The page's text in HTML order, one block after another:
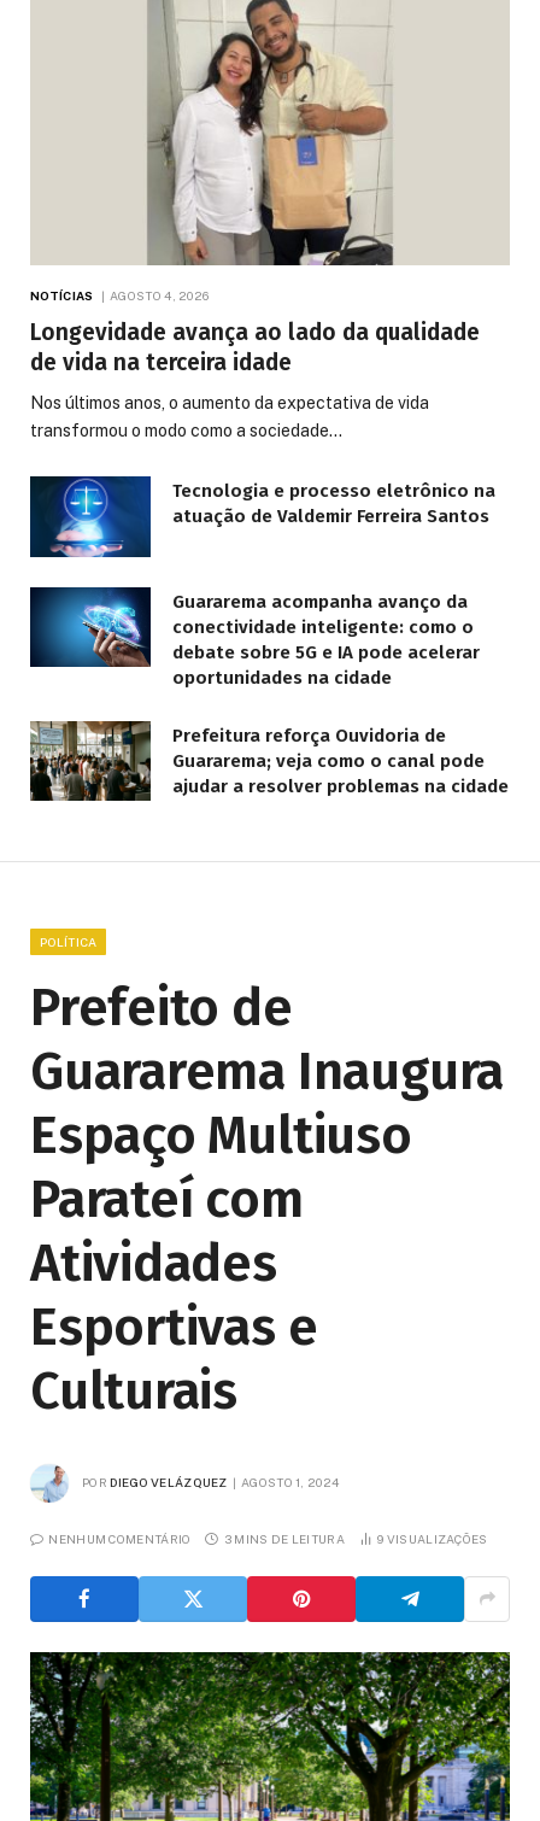
NOTÍCIAS AGOSTO 4, 2026
Longevidade avança ao lado da qualidade
de vida na terceira idade
Nos últimos anos, o aumento da expectativa de vida
transformou o modo como a sociedade…
Tecnologia e processo eletrônico na
atuação de Valdemir Ferreira Santos
Guararema acompanha avanço da
conectividade inteligente: como o
debate sobre 5G e IA pode acelerar
oportunidades na cidade
Prefeitura reforça Ouvidoria de
Guararema; veja como o canal pode
ajudar a resolver problemas na cidade
POLÍTICA
Prefeito de
Guararema Inaugura
Espaço Multiuso
Parateí com
Atividades
Esportivas e
Culturais
POR DIEGO VELÁZQUEZ AGOSTO 1, 2024
NENHUM COMENTÁRIO 3 MINS DE LEITURA 9 VISUALIZAÇÕES